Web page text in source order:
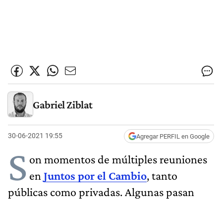
Gabriel Ziblat
30-06-2021 19:55 Agregar PERFIL en Google
S on momentos de múltiples reuniones
en Juntos por el Cambio, tanto
públicas como privadas. Algunas pasan